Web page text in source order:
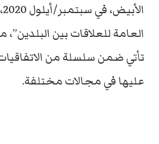
العامة للعلاقات بين البلدين”،
تأتي ضمن سلسلة من
عليها في مجالات مختلفة.